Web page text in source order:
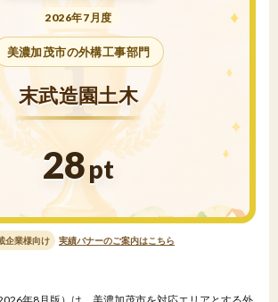
2026年7月度
美濃加茂市の外構工事部門
末武造園土木
28pt
企業様向け 実績バナーのご案内はこちら